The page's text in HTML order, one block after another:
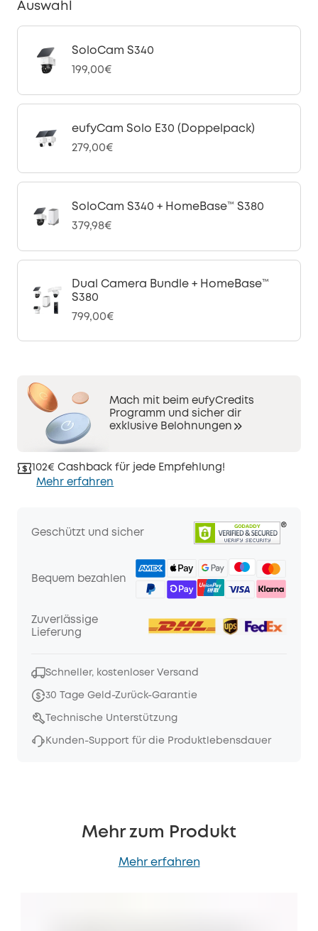
Auswahl
SoloCam S340
199,00€
eufyCam Solo E30 (Doppelpack)
279,00€
SoloCam S340 + HomeBase™ S380
379,98€
Dual Camera Bundle + HomeBase™
S380
799,00€
Mach mit beim eufyCredits
Programm und sicher dir
exklusive Belohnungen
102€ Cashback für jede Empfehlung!
Mehr erfahren
Geschützt und sicher
Bequem bezahlen
Zuverlässige
Lieferung
Schneller, kostenloser Versand
30 Tage Geld-Zurück-Garantie
Technische Unterstützung
Kunden-Support für die Produktlebensdauer
Mehr zum Produkt
Mehr erfahren